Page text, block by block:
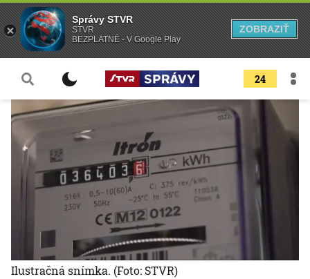
24
Ilustračná snímka. (Foto: STVR)
Správy STVR
STVR
BEZPLATNÉ - V Google Play
ZOBRAZIŤ